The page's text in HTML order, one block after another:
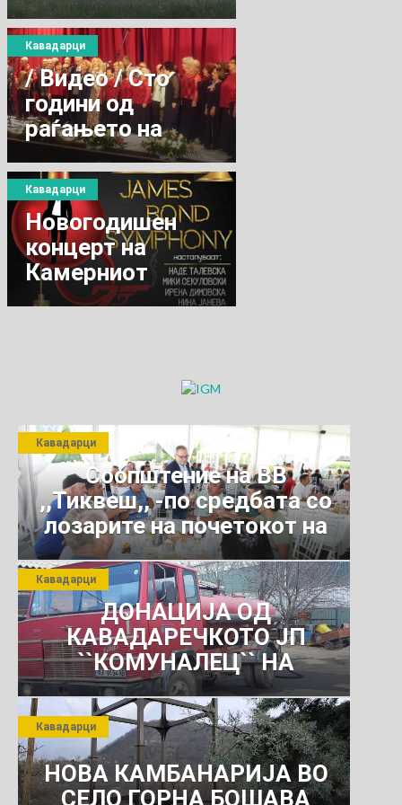
/ Видео / Сто
години од
раѓањето на
Никола Бадев
Кавадарци
Новогодишeн
концерт на
Камерниот
оркестар од
Кавадарци
Соопштение на ВВ
,,Тиквеш,, -по средбата со
лозарите на почетокот на
јули 2026 г.
Кавадарци
ДОНАЦИЈА ОД
КАВАДАРЕЧКОТО ЈП
``КОМУНАЛЕЦ`` НА
РОСОМАНСКОТО ЈАВНО
ПРЕТПРИЈАТИЕ ЗА
КОМУНАЛНО УСЛУГИ
Кавадарци
НОВА КАМБАНАРИЈА ВО
СЕЛО ГОРНА БОШАВА
Кавадарци